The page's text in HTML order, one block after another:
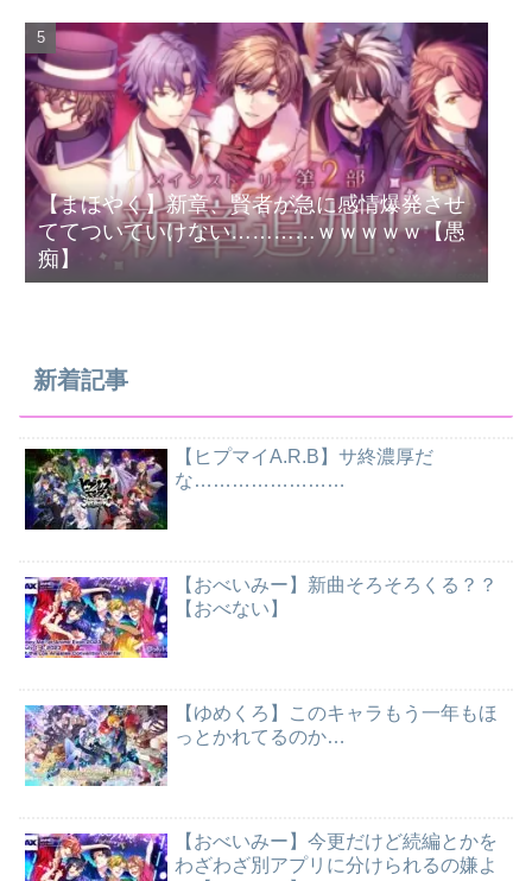
【まほやく】新章、賢者が急に感情爆発させ
ててついていけない…………ｗｗｗｗｗ【愚
痴】
新着記事
【ヒプマイA.R.B】サ終濃厚だ
な……………………
【おべいみー】新曲そろそろくる？？
【おべない】
【ゆめくろ】このキャラもう一年もほ
っとかれてるのか…
【おべいみー】今更だけど続編とかを
わざわざ別アプリに分けられるの嫌よ